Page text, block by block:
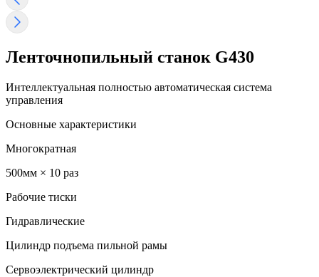
Ленточнопильный станок G430
Интеллектуальная полностью автоматическая система
управления
Основные характеристики
Многократная
500мм × 10 раз
Рабочие тиски
Гидравлические
Цилиндр подъема пильной рамы
Сервоэлектрический цилиндр